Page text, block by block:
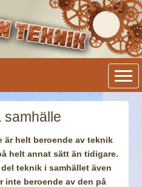
samhälle
är helt beroende av teknik
helt annat sätt än tidigare.
teknik i samhället även
inte beroende av den på